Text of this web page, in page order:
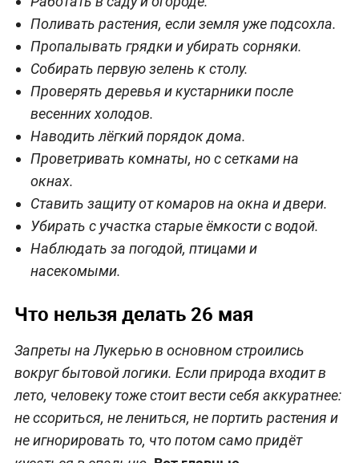
Поливать растения, если земля уже подсохла.
Пропалывать грядки и убирать сорняки.
Собирать первую зелень к столу.
Проверять деревья и кустарники после
весенних холодов.
Наводить лёгкий порядок дома.
Проветривать комнаты, но с сетками на
окнах.
Ставить защиту от комаров на окна и двери.
Убирать с участка старые ёмкости с водой.
Наблюдать за погодой, птицами и
насекомыми.
Что нельзя делать 26 мая
Запреты на Лукерью в основном строились
вокруг бытовой логики. Если природа входит в
лето, человеку тоже стоит вести себя аккуратнее:
не ссориться, не лениться, не портить растения и
не игнорировать то, что потом само придёт